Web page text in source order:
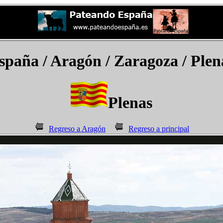
/ Aragón / Zaragoza /
Plenas
Regreso a Aragón Regreso a principal